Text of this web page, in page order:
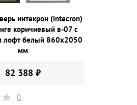
интекрон (intecron)
коричневый в-07 с
лофт белый 860х2050
мм
82 388 ₽
0